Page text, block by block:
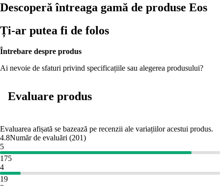
Descoperă întreaga gamă de produse Eos
Ți-ar putea fi de folos
Întrebare despre produs
Ai nevoie de sfaturi privind specificațiile sau alegerea produsului?
Evaluare produs
Evaluarea afișată se bazează pe recenzii ale variațiilor acestui produs.
4.8Număr de evaluări (201)
5
175
4
19